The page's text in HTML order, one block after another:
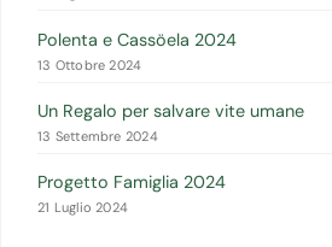
Polenta e Cassöela 2024
13 Ottobre 2024
Un Regalo per salvare vite umane
13 Settembre 2024
Progetto Famiglia 2024
21 Luglio 2024